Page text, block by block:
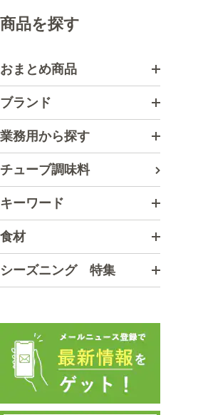
商品を探す
おまとめ商品
ブランド
業務用から探す
チューブ調味料
キーワード
食材
シーズニング 特集